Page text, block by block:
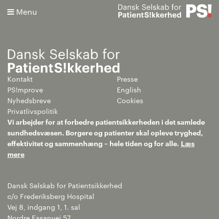
Menu
Søg
Avanceret søgning
Kontakt
Presse
PS!mprove
English
Nyhedsbreve
Cookies
Privatlivspolitik
Vi arbejder for at forbedre patientsikkerheden i det samlede
sundhedsvæsen. Borgere og patienter skal opleve tryghed,
effektivitet og sammenhæng – hele tiden og for alle. Læs
mere
Dansk Selskab for Patientsikkerhed
c/o Frederiksberg Hospital
Vej 8, indgang 1, 1. sal